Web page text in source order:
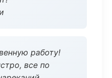
работу!
все по